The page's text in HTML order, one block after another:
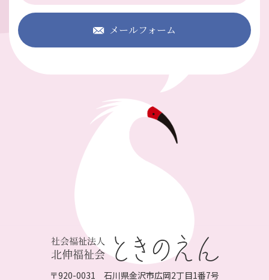
メールフォーム
〒920-0031 石川県金沢市広岡2丁目1番7号